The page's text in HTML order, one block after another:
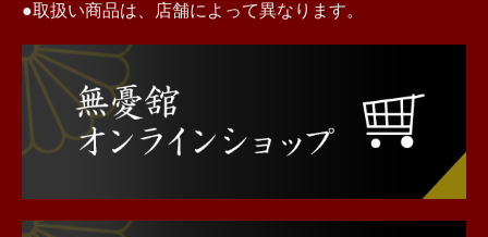
●取扱い商品は、店舗によって異なります。